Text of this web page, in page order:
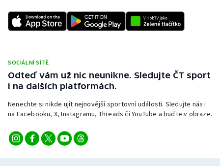
SOCIÁLNÍ SÍTĚ
Odteď vám už nic neunikne. Sledujte ČT sport
i na dalších platformách.
Nenechte si nikde ujít nejnovější sportovní události. Sledujte nás i
na Facebooku, X, Instagramu, Threads či YouTube a buďte v obraze.